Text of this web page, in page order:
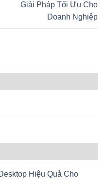
Giải Pháp Tối Ưu Cho
Doanh Nghiệp
Hiệu Quả Cho